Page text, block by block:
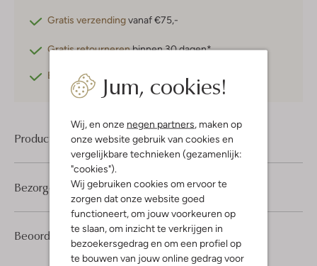
Jum, cookies!
Wij, en onze negen partners, maken op
onze website gebruik van cookies en
vergelijkbare technieken (gezamenlijk:
"cookies").
Wij gebruiken cookies om ervoor te
zorgen dat onze website goed
functioneert, om jouw voorkeuren op
te slaan, om inzicht te verkrijgen in
bezoekersgedrag en om een profiel op
te bouwen van jouw online gedrag voor
Gratis verzendingvanaf €75,-
Gratis retournerenbinnen 30 dagen*
Betaal achteraf
Product informatie
Beoordelingen (1) 5/5
1
5
Sterren
Bezorgen & retourneren